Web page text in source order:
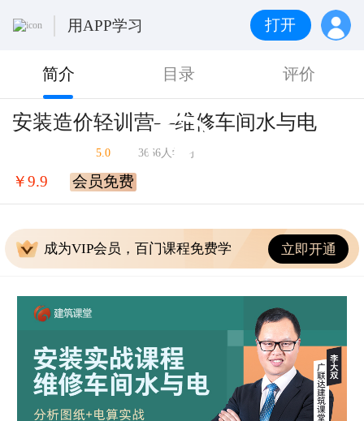
用APP学习 打开
简介 目录 评价
安装造价轻训营—维修车间水与电
5.0 3666人学习
￥9.9 会员免费
成为VIP会员，百门课程免费学 立即开通